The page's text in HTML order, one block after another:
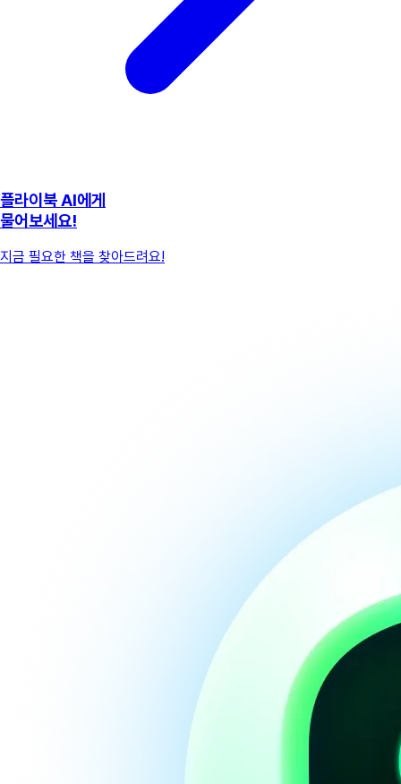
플라이북 AI에게
물어보세요!
지금 필요한 책을 찾아드려요!